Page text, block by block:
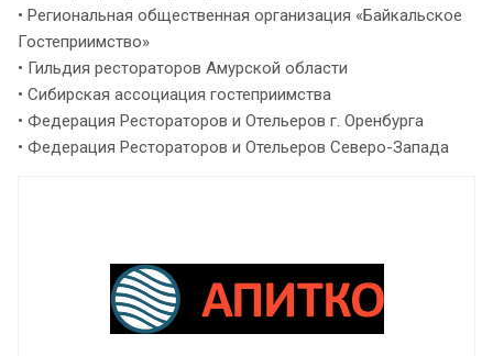
• Региональная общественная организация «Байкальское
Гостеприимство»
• Гильдия рестораторов Амурской области
• Сибирская ассоциация гостеприимства
• Федерация Рестораторов и Отельеров г. Оренбурга
• Федерация Рестораторов и Отельеров Северо-Запада